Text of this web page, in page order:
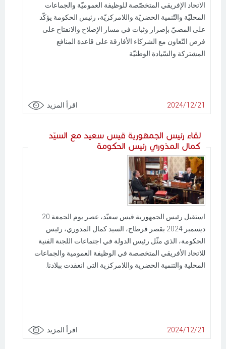
الاتحاد الإفريقي المتخصّصة للوظيفة العموميّة والجماعات
المحليّة والتّنمية الحضريّة واللامركزيّة، رئيس الحكومة يؤكّد
على المضيّ بإصرار وثبات في مسار الإصلاح والانفتاح على
فرص التّعاون مع الشركاء الأفارقة على قاعدة المنافع
المشتركة والسّيادة الوطنيّة
2024/12/21 اقرأ المزيد
لقاء رئيس الجمهورية قيس سعيد مع السيّد
كمال المدّوري رئيس الحكومة
استقبل رئيس الجمهورية قيس سعيّد، عصر يوم الجمعة 20
ديسمبر 2024 بقصر قرطاج، السيد كمال المدوري، رئيس
الحكومة، الذي مثّل رئيس الدولة في اجتماعات اللجنة الفنية
للاتحاد الأفريقي المتخصصة في الوظيفة العمومية والجماعات
المحلية والتنمية الحضرية واللامركزية التي انعقدت ببلادنا.
2024/12/21 اقرأ المزيد